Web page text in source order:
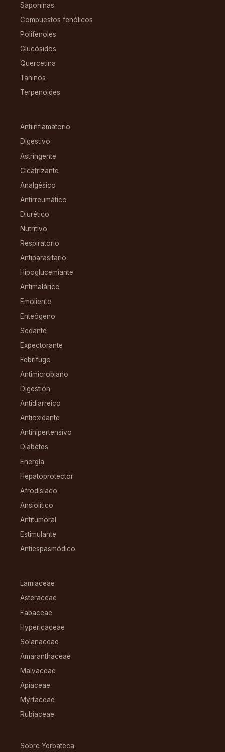
Saponinas
Compuestos fenólicos
Polifenoles
Glucósidos
Quercetina
Taninos
Terpenoides
Antiinflamatorio
Digestivo
Astringente
Cicatrizante
Analgésico
Antirreumático
Diurético
Nutritivo
Respiratorio
Antiparasitario
Hipoglucemiante
Antimalárico
Emoliente
Enteógeno
Sedante
Expectorante
Febrífugo
Antimicrobiano
Digestión
Antidiarreico
Antioxidante
Antihipertensivo
Diabetes
Energía
Hepatoprotector
Afrodisíaco
Ansiolítico
Antitumoral
Estimulante
Antiespasmódico
Lamiaceae
Asteraceae
Fabaceae
Hypericaceae
Solanaceae
Amaranthaceae
Malvaceae
Apiaceae
Myrtaceae
Rubiaceae
Sobre Yerbateca